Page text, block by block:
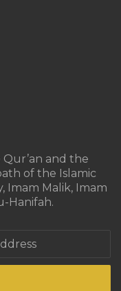
Qur’an and the
of the Islamic
Imam Malik, Imam
Hanifah.